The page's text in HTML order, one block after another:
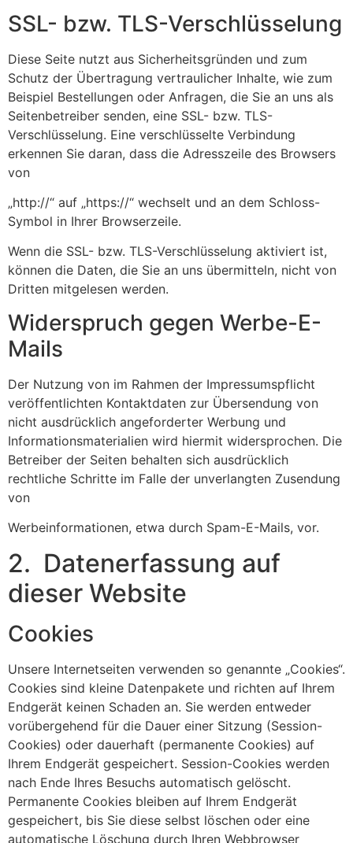
SSL- bzw. TLS-Verschlüsselung
Diese Seite nutzt aus Sicherheitsgründen und zum
Schutz der Übertragung vertraulicher Inhalte, wie zum
Beispiel Bestellungen oder Anfragen, die Sie an uns als
Seitenbetreiber senden, eine SSL- bzw. TLS-
Verschlüsselung. Eine verschlüsselte Verbindung
erkennen Sie daran, dass die Adresszeile des Browsers
von
„http://“ auf „https://“ wechselt und an dem Schloss-
Symbol in Ihrer Browserzeile.
Wenn die SSL- bzw. TLS-Verschlüsselung aktiviert ist,
können die Daten, die Sie an uns übermitteln, nicht von
Dritten mitgelesen werden.
Widerspruch gegen Werbe-E-
Mails
Der Nutzung von im Rahmen der Impressumspflicht
veröffentlichten Kontaktdaten zur Übersendung von
nicht ausdrücklich angeforderter Werbung und
Informationsmaterialien wird hiermit widersprochen. Die
Betreiber der Seiten behalten sich ausdrücklich
rechtliche Schritte im Falle der unverlangten Zusendung
von
Werbeinformationen, etwa durch Spam-E-Mails, vor.
2. Datenerfassung auf
dieser Website
Cookies
Unsere Internetseiten verwenden so genannte „Cookies“.
Cookies sind kleine Datenpakete und richten auf Ihrem
Endgerät keinen Schaden an. Sie werden entweder
vorübergehend für die Dauer einer Sitzung (Session-
Cookies) oder dauerhaft (permanente Cookies) auf
Ihrem Endgerät gespeichert. Session-Cookies werden
nach Ende Ihres Besuchs automatisch gelöscht.
Permanente Cookies bleiben auf Ihrem Endgerät
gespeichert, bis Sie diese selbst löschen oder eine
automatische Löschung durch Ihren Webbrowser